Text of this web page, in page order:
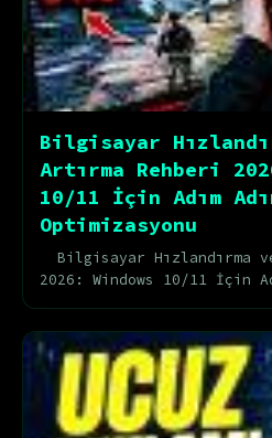
Bilgisayar
Artırma Rehberi
10/11 İçin Adım
Optimizasyonu
Bilgisayar Hızlandırma
2026: Windows 10/11 İçin